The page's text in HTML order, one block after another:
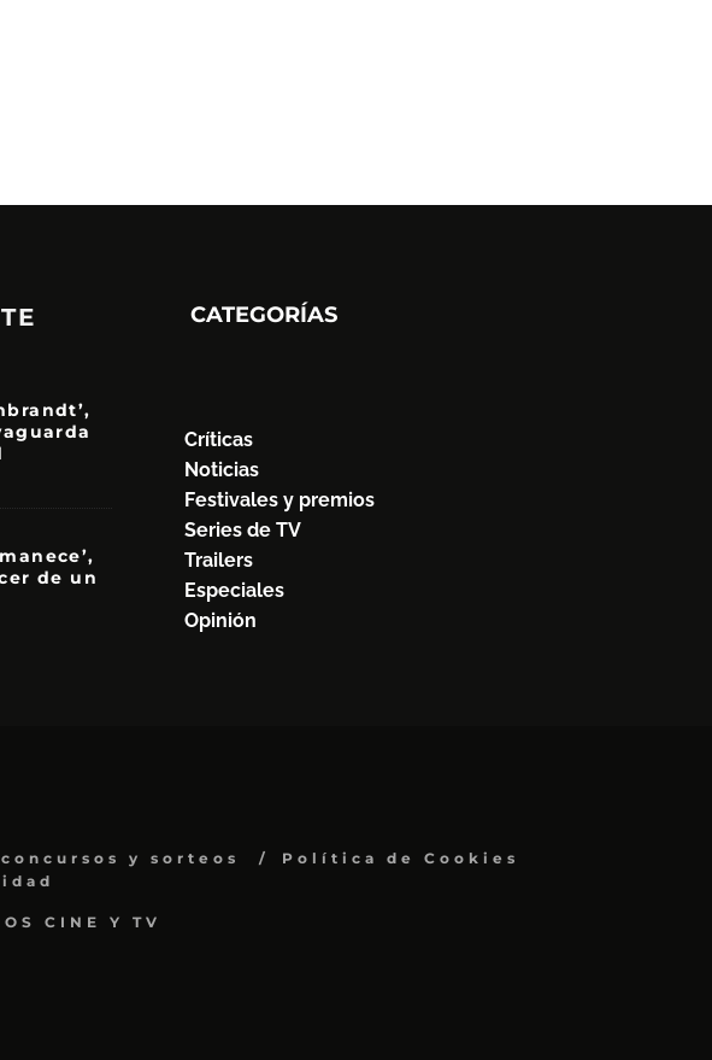
de un
CATEGORÍAS
Críticas
Noticias
Festivales y premios
Series de TV
Trailers
Especiales
Opinión
y sorteos
Política de Cookies
CINE Y TV